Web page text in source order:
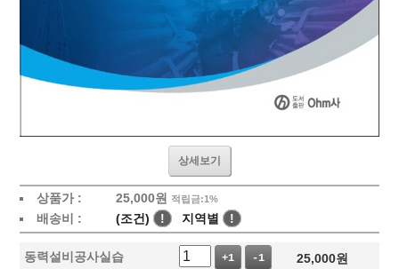
상세보기
상품가 : 25,000원 적립금:1%
배송비 : (조건) ! 지역별 !
동력설비공사실습 +1 -1 25,000원